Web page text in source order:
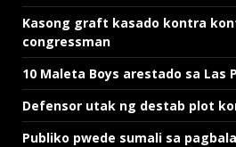
Kasong graft kasado kontra
congressman
10 Maleta Boys arestado sa Las
Defensor utak ng destab plot
Publiko pwede sumali sa